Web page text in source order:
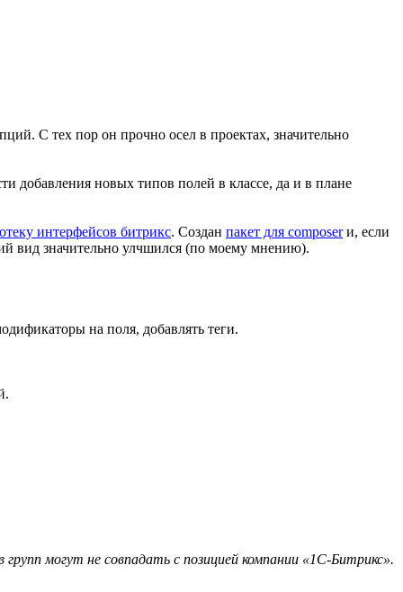
С тех пор он прочно осел в проектах, значительно
добавления новых типов полей в классе, да и в плане
интерфейсов битрикс. Создан пакет для composerи, если
вид значительно улчшился (по моему мнению).
на поля, добавлять теги.
могут не совпадать с позицией компании «1С-Битрикс».